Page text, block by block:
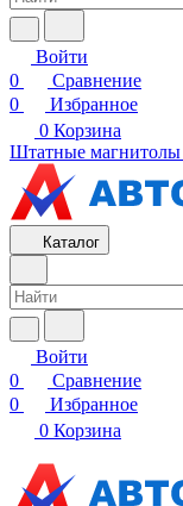
Войти
0
Сравнение
0
Избранное
0 Корзина
Штатные магнитолы
Каталог
Войти
0
Сравнение
0
Избранное
0 Корзина